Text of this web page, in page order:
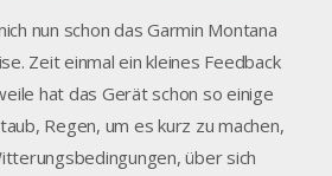
nun schon das Garmin Montana
Zeit einmal ein kleines Feedback
hat das Gerät schon so einige
Regen, um es kurz zu machen,
über sich